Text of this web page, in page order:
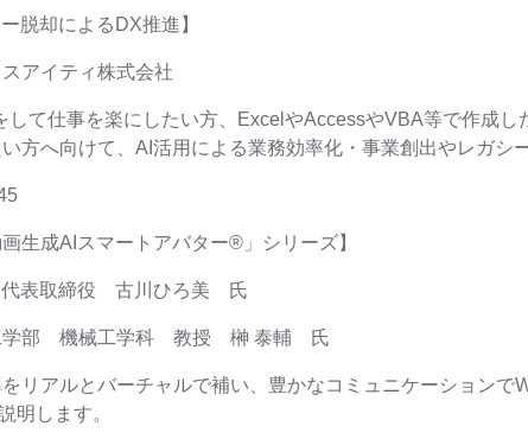
脱却によるDX推進】
アイティ株式会社
して仕事を楽にしたい方、ExcelやAccessやVBA等で作成
方へ向けて、AI活用による業務効率化・事業創出やレガシ
画生成AIスマートアバター®」シリーズ】
表取締役 古川ひろ美 氏
学部 機械工学科 教授 榊 泰輔 氏
リアルとバーチャルで補い、豊かなコミュニケーション
明します。